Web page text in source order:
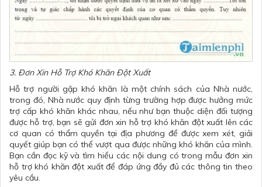
3. Đơn Xin Hỗ Trợ Khó Khăn Đột Xuất
Hỗ trợ người gặp khó khăn là một chính sách của Nhà nước,
trong đó, Nhà nước quy định từng trường hợp được hưởng mức
trợ cấp khó khăn khác nhau, nếu như bạn thuộc diện đối tượng
được hỗ trợ, bạn sẽ gửi đơn xin hỗ trợ khó khăn đột xuất lên các
cơ quan có thẩm quyền tại địa phương để được xem xét, giải
quyết giúp bạn có thể vượt qua được những khó khăn của mình.
Bạn cần đọc kỹ và tìm hiểu các nội dung có trong mẫu đơn xin
hỗ trợ khó khăn đột xuất để đáp ứng đầy đủ các thông tin theo
yêu cầu.